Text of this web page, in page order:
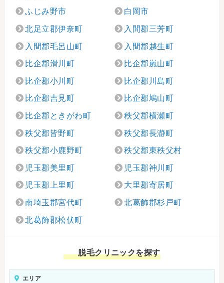
ふじみ野市 白岡市
北足立郡伊奈町 入間郡三芳町
入間郡毛呂山町 入間郡越生町
比企郡滑川町 比企郡嵐山町
比企郡小川町 比企郡川島町
比企郡吉見町 比企郡鳩山町
比企郡ときがわ町 秩父郡横瀬町
秩父郡皆野町 秩父郡長瀞町
秩父郡小鹿野町 秩父郡東秩父村
児玉郡美里町 児玉郡神川町
児玉郡上里町 大里郡寄居町
南埼玉郡宮代町 北葛飾郡杉戸町
北葛飾郡松伏町
脱毛クリニックを探す
エリア